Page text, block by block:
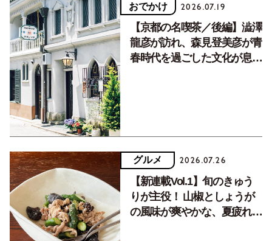
おでかけ 2026.07.19
【京都の名喫茶／後編】澁澤
龍彦が訪れ、森見登美彦が青
春時代を過ごした文化が息づ
グルメ 2026.07.26
【新連載Vol.1】旬のきゅう
りが主役！ 山椒としょうが
の風味が爽やかな、夏疲れを